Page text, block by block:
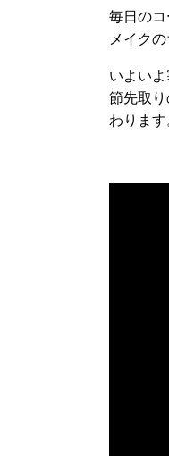
毎日の
メイク
いよい
節先取
わります